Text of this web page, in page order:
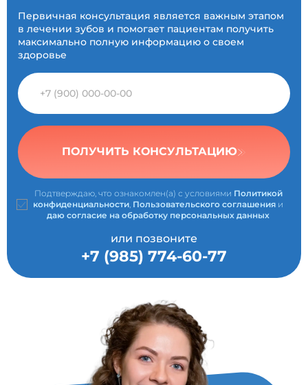
Первичная консультация является важным этапом
в лечении зубов и помогает пациентам получить
максимально полную информацию о своем
здоровье
ПОЛУЧИТЬ КОНСУЛЬТАЦИЮ
Подтверждаю, что ознакомлен(а) с условиями Политикой
конфиденциальности, Пользовательского соглашения и
даю согласие на обработку персональных данных
или позвоните
+7 (985) 774-60-77